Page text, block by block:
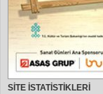
SİTE İSTATİSTİKLERİ